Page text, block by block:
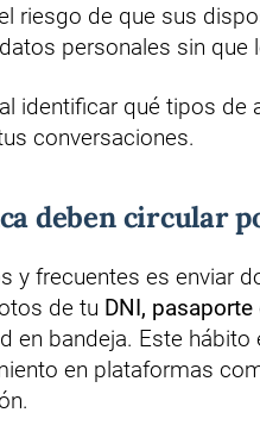
riesgo de que sus
personales sin que
identificar qué tipos de
conversaciones.
deben circular
y frecuentes es enviar
de tu DNI,
en bandeja. Este hábito
en plataformas